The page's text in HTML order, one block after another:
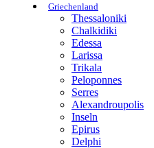
Griechenland
Thessaloniki
Chalkidiki
Edessa
Larissa
Trikala
Peloponnes
Serres
Alexandroupolis
Inseln
Epirus
Delphi